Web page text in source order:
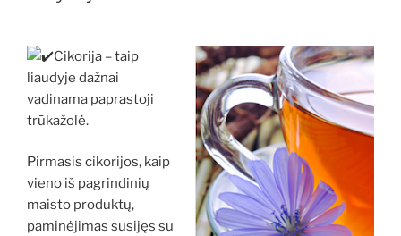
Cikorija – taip
liaudyje dažnai
vadinama paprastoji
trūkažolė.
Pirmasis cikorijos, kaip
vieno iš pagrindinių
maisto produktų,
paminėjimas susijęs su